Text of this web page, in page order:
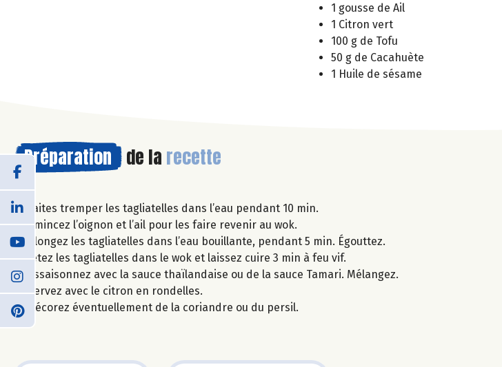
1 gousse de Ail
1 Citron vert
100 g de Tofu
50 g de Cacahuète
1 Huile de sésame
Préparation de la recette
Faites tremper les tagliatelles dans l’eau pendant 10 min.
Émincez l’oignon et l’ail pour les faire revenir au wok.
Plongez les tagliatelles dans l’eau bouillante, pendant 5 min. Égouttez.
Jetez les tagliatelles dans le wok et laissez cuire 3 min à feu vif.
Assaisonnez avec la sauce thaïlandaise ou de la sauce Tamari. Mélangez.
Servez avec le citron en rondelles.
Décorez éventuellement de la coriandre ou du persil.